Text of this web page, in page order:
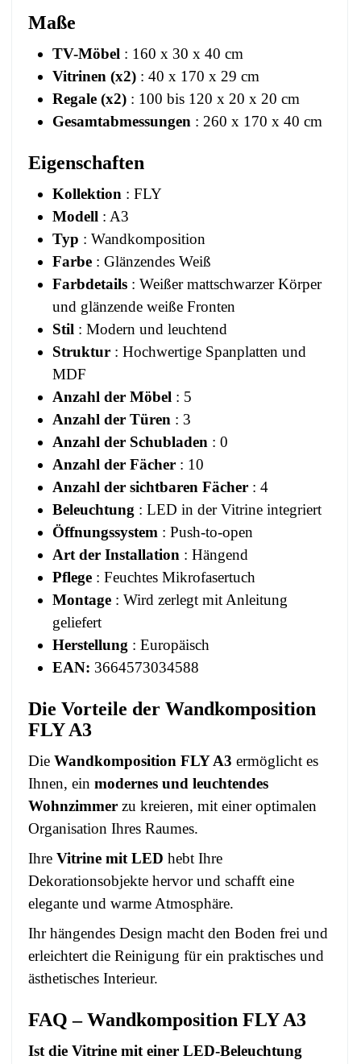
Maße
TV-Möbel : 160 x 30 x 40 cm
Vitrinen (x2) : 40 x 170 x 29 cm
Regale (x2) : 100 bis 120 x 20 x 20 cm
Gesamtabmessungen : 260 x 170 x 40 cm
Eigenschaften
Kollektion : FLY
Modell : A3
Typ : Wandkomposition
Farbe : Glänzendes Weiß
Farbdetails : Weißer mattschwarzer Körper
und glänzende weiße Fronten
Stil : Modern und leuchtend
Struktur : Hochwertige Spanplatten und
MDF
Anzahl der Möbel : 5
Anzahl der Türen : 3
Anzahl der Schubladen : 0
Anzahl der Fächer : 10
Anzahl der sichtbaren Fächer : 4
Beleuchtung : LED in der Vitrine integriert
Öffnungssystem : Push-to-open
Art der Installation : Hängend
Pflege : Feuchtes Mikrofasertuch
Montage : Wird zerlegt mit Anleitung
geliefert
Herstellung : Europäisch
EAN: 3664573034588
Die Vorteile der Wandkomposition
FLY A3
Die Wandkomposition FLY A3 ermöglicht es
Ihnen, ein modernes und leuchtendes
Wohnzimmer zu kreieren, mit einer optimalen
Organisation Ihres Raumes.
Ihre Vitrine mit LED hebt Ihre
Dekorationsobjekte hervor und schafft eine
elegante und warme Atmosphäre.
Ihr hängendes Design macht den Boden frei und
erleichtert die Reinigung für ein praktisches und
ästhetisches Interieur.
FAQ – Wandkomposition FLY A3
Ist die Vitrine mit einer LED-Beleuchtung